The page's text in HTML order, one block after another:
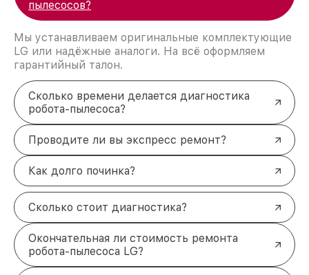
пылесосов?
Мы устанавливаем оригинальные комплектующие
LG или надёжные аналоги. На всё оформляем
гарантийный талон.
Сколько времени делается диагностика
робота-пылесоса?
Проводите ли вы экспресс ремонт?
Как долго починка?
Сколько стоит диагностика?
Окончательная ли стоимость ремонта
робота-пылесоса LG?